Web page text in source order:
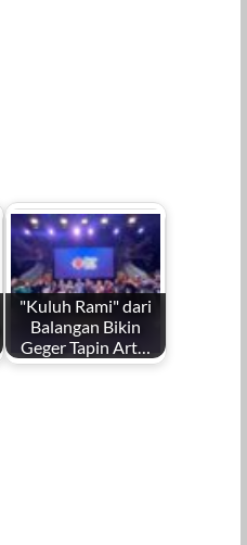
"Kuluh Rami" dari
Balangan Bikin
Geger Tapin Art…